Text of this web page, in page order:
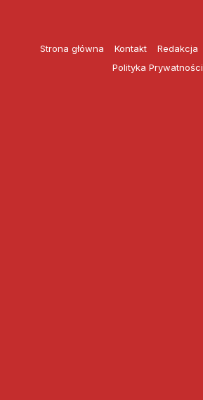
Strona główna Kontakt Redakcja
Polityka Prywatności